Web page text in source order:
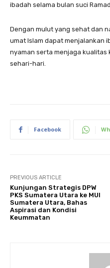
ibadah selama bulan suci
Dengan mulut yang sehat dan
umat Islam dapat menjalankan
nyaman serta menjaga kualitas
sehari-hari.
Facebook
PREVIOUS ARTICLE
Kunjungan Strategis DPW
PKS Sumatera Utara ke MUI
Sumatera Utara, Bahas
Aspirasi dan Kondisi
Keummatan